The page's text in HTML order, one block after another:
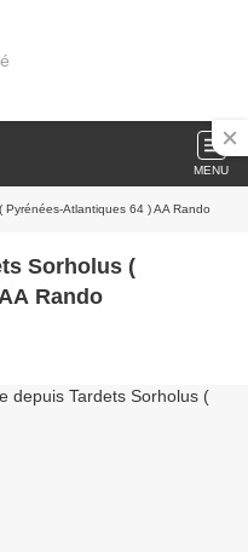
MENU
Atlantiques 64 ) AA Rando
Sorholus (
Rando